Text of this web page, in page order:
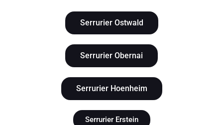
Serrurier Ostwald
Serrurier Obernai
Serrurier Hoenheim
Serrurier Erstein